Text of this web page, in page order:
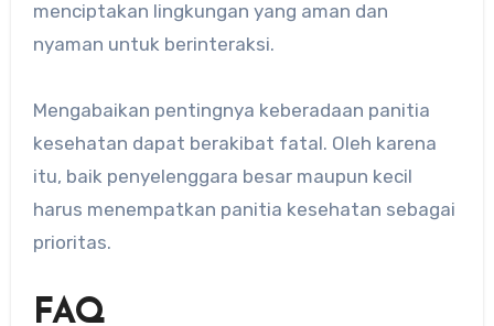
menciptakan lingkungan yang aman dan
nyaman untuk berinteraksi.
Mengabaikan pentingnya keberadaan panitia
kesehatan dapat berakibat fatal. Oleh karena
itu, baik penyelenggara besar maupun kecil
harus menempatkan panitia kesehatan sebagai
prioritas.
FAQ